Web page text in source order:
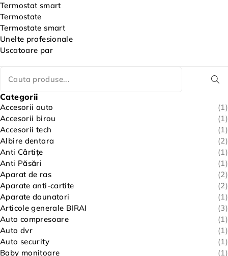
Termostat smart
Termostate
Termostate smart
Unelte profesionale
Uscatoare par
Categorii
Accesorii auto
(1)
Accesorii birou
(1)
Accesorii tech
(1)
Albire dentara
(2)
Anti Cârtițe
(1)
Anti Păsări
(1)
Aparat de ras
(2)
Aparate anti-cartite
(2)
Aparate daunatori
(1)
Articole generale BIRAI
(3)
Auto compresoare
(1)
Auto dvr
(1)
Auto security
(1)
Baby monitoare
(1)